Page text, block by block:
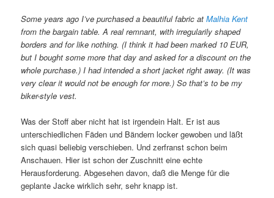
Some years ago I’ve purchased a beautiful fabric atMalhia Kent
from the bargain table. A real remnant, with irregularily shaped
borders and for like nothing. (I think it had been marked 10 EUR,
but I bought some more that day and asked for a discount on the
whole purchase.) I had intended a short jacket right away. (It was
very clear it would not be enough for more.) So that’s to be my
biker-style vest.
Was der Stoff aber nicht hat ist irgendein Halt. Er ist aus
unterschiedlichen Fäden und Bändern locker gewoben und läßt
sich quasi beliebig verschieben. Und zerfranst schon beim
Anschauen. Hier ist schon der Zuschnitt eine echte
Herausforderung. Abgesehen davon, daß die Menge für die
geplante Jacke wirklich sehr, sehr knapp ist.